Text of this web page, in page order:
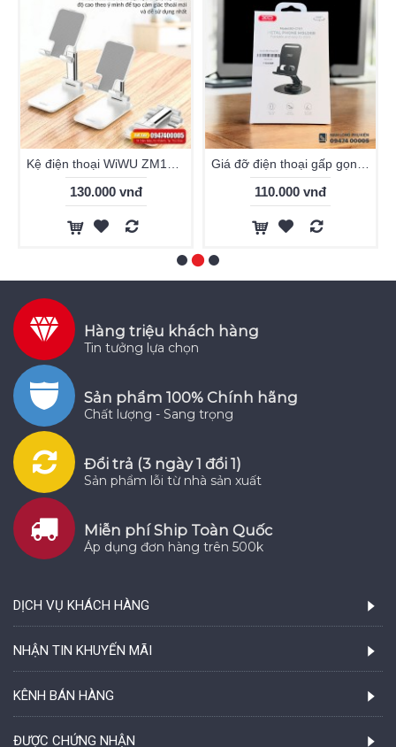
130.000 vnđ 110.000 vnđ
Hàng triệu khách hàng
Tin tưởng lựa chọn
Sản phẩm 100% Chính hãng
Chất lượng - Sang trọng
Đổi trả (3 ngày 1 đổi 1)
Sản phẩm lỗi từ nhà sản xuất
Miễn phí Ship Toàn Quốc
Áp dụng đơn hàng trên 500k
DỊCH VỤ KHÁCH HÀNG
NHẬN TIN KHUYẾN MÃI
KÊNH BÁN HÀNG
ĐƯỢC CHỨNG NHẬN